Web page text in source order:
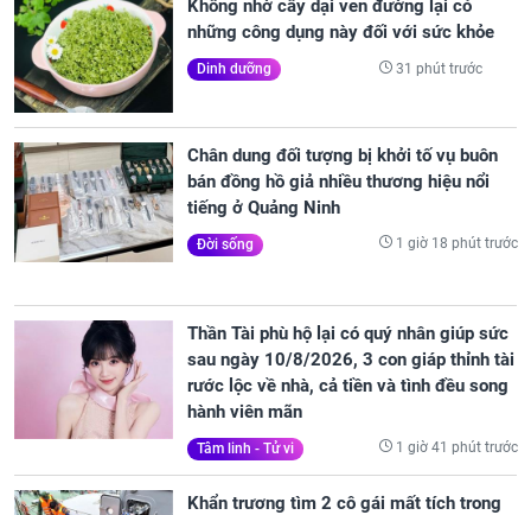
Không nhờ cây dại ven đường lại có
những công dụng này đối với sức khỏe
Dinh dưỡng 31 phút trước
Chân dung đối tượng bị khởi tố vụ buôn
bán đồng hồ giả nhiều thương hiệu nổi
tiếng ở Quảng Ninh
Đời sống 1 giờ 18 phút trước
Thần Tài phù hộ lại có quý nhân giúp sức
sau ngày 10/8/2026, 3 con giáp thỉnh tài
rước lộc về nhà, cả tiền và tình đều song
hành viên mãn
Tâm linh - Tử vi 1 giờ 41 phút trước
Khẩn trương tìm 2 cô gái mất tích trong